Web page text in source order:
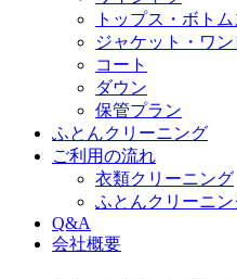
トップス・ボト
ジャケット・ワン
コート
ダウン
保管プラン
ふとんクリーニング
ご利用の流れ
衣類クリーニング
ふとんクリーニン
Q&A
会社概要